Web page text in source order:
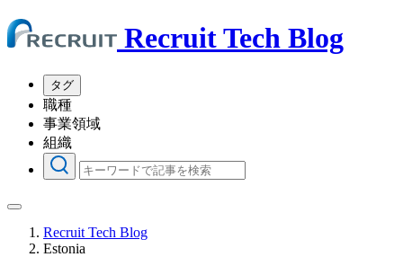
Recruit Tech Blog
タグ
職種
事業領域
組織
Recruit Tech Blog
Estonia